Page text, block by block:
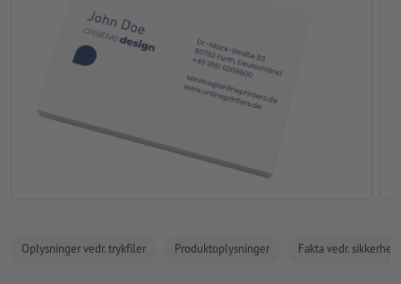
Oplysninger vedr. trykfiler Produktoplysninger Fakta vedr.